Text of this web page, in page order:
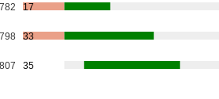
17
33
35